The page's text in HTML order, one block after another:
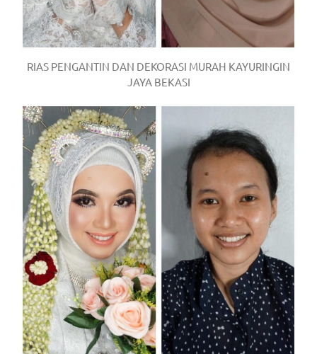
RIAS PENGANTIN DAN DEKORASI MURAH KAYURINGIN
JAYA BEKASI